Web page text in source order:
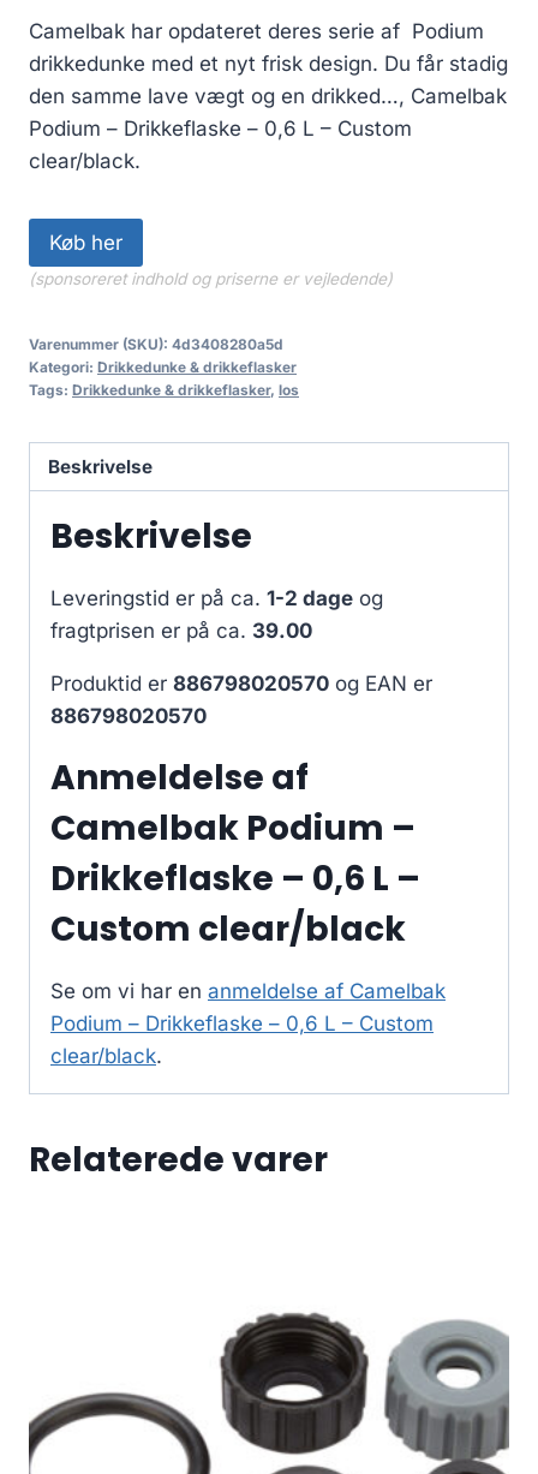
Camelbak har opdateret deres serie af Podium
drikkedunke med et nyt frisk design. Du får stadig
den samme lave vægt og en drikked…, Camelbak
Podium – Drikkeflaske – 0,6 L – Custom
clear/black.
Køb her
(sponsoreret indhold og priserne er vejledende)
Varenummer (SKU): 4d3408280a5d
Kategori: Drikkedunke & drikkeflasker
Tags: Drikkedunke & drikkeflasker, los
Beskrivelse
Beskrivelse
Leveringstid er på ca. 1-2 dage og
fragtprisen er på ca. 39.00
Produktid er 886798020570 og EAN er
886798020570
Anmeldelse af
Camelbak Podium –
Drikkeflaske – 0,6 L –
Custom clear/black
Se om vi har en anmeldelse af Camelbak
Podium – Drikkeflaske – 0,6 L – Custom
clear/black.
Relaterede varer